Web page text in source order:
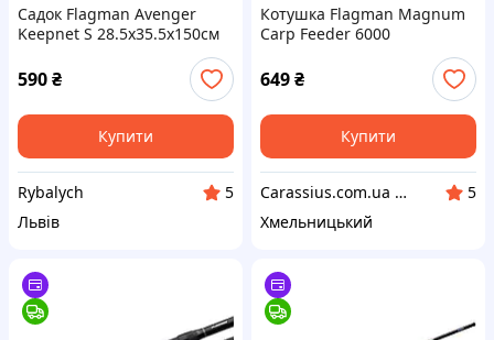
Садок Flagman Avenger
Keepnet S 28.5x35.5x150см
590₴
Купити
Rybalych
5
Львів
Котушка Flagman Magnum
Carp Feeder 6000
649₴
Купити
Carassius.com.ua - Все для риболовлі та відпочинку
5
Хмельницький